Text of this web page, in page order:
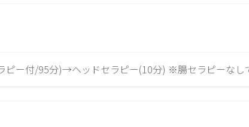
ピー付/95分)→ヘッドセラピー(10分) ※腸セラピーなし